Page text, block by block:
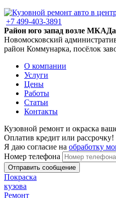
+7 499-403-3891
Район юго запад возле МКАДа
Новомосковский
район Коммунарка, посёлок
О компании
Услуги
Цены
Работы
Статьи
Контакты
Кузовной ремонт и окраска
Оплатив кредит или рассрочку!
Я даю согласие на обработку
Номер телефона
Покраска
кузова
Ремонт